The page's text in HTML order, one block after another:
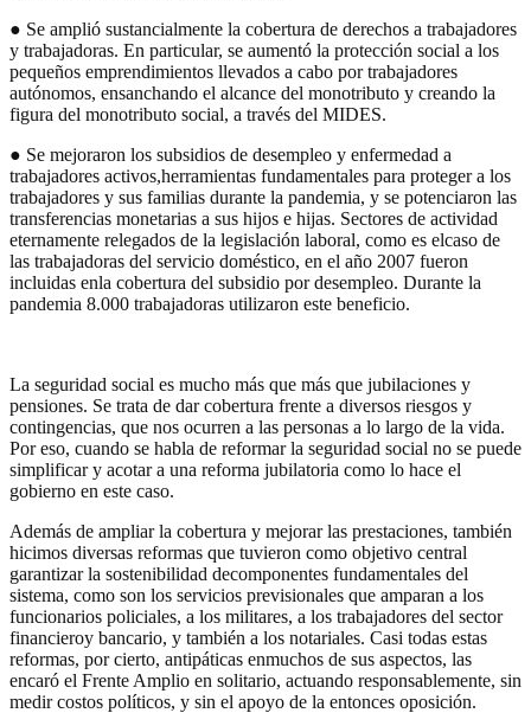
● Se amplió sustancialmente la cobertura de derechos a trabajadores
y trabajadoras. En particular, se aumentó la protección social a los
pequeños emprendimientos llevados a cabo por trabajadores
autónomos, ensanchando el alcance del monotributo y creando la
figura del monotributo social, a través del MIDES.
● Se mejoraron los subsidios de desempleo y enfermedad a
trabajadores activos,herramientas fundamentales para proteger a los
trabajadores y sus familias durante la pandemia, y se potenciaron las
transferencias monetarias a sus hijos e hijas. Sectores de actividad
eternamente relegados de la legislación laboral, como es elcaso de
las trabajadoras del servicio doméstico, en el año 2007 fueron
incluidas enla cobertura del subsidio por desempleo. Durante la
pandemia 8.000 trabajadoras utilizaron este beneficio.
La seguridad social es mucho más que más que jubilaciones y
pensiones. Se trata de dar cobertura frente a diversos riesgos y
contingencias, que nos ocurren a las personas a lo largo de la vida.
Por eso, cuando se habla de reformar la seguridad social no se puede
simplificar y acotar a una reforma jubilatoria como lo hace el
gobierno en este caso.
Además de ampliar la cobertura y mejorar las prestaciones, también
hicimos diversas reformas que tuvieron como objetivo central
garantizar la sostenibilidad decomponentes fundamentales del
sistema, como son los servicios previsionales que amparan a los
funcionarios policiales, a los militares, a los trabajadores del sector
financieroy bancario, y también a los notariales. Casi todas estas
reformas, por cierto, antipáticas enmuchos de sus aspectos, las
encaró el Frente Amplio en solitario, actuando responsablemente, sin
medir costos políticos, y sin el apoyo de la entonces oposición.